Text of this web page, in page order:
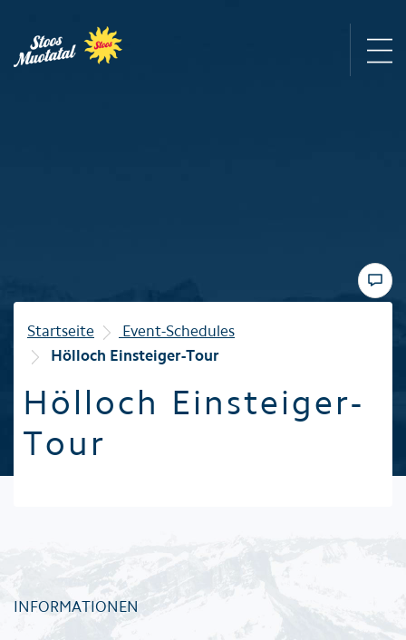
Winter
Familie
Startseite
Event-Schedules
Hölloch Einsteiger-Tour
Hölloch Einsteiger-
Tour
INFORMATIONEN